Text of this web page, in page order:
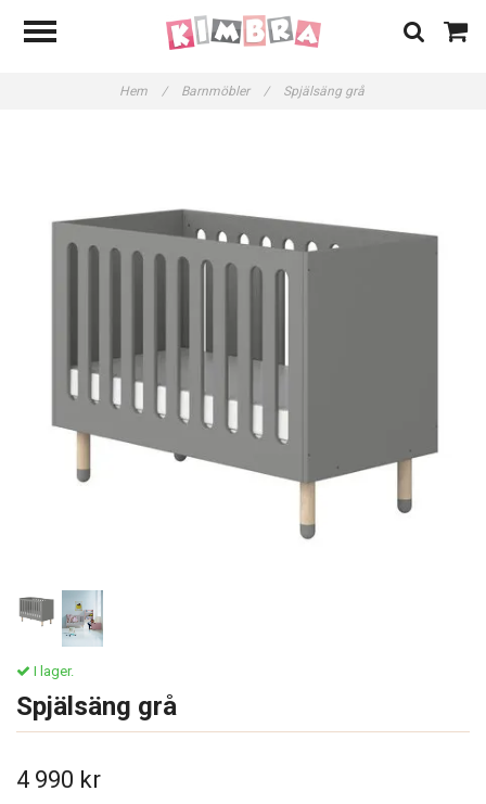
Hem / Barnmöbler / Spjälsäng grå
I lager.
Spjälsäng grå
4 990 kr